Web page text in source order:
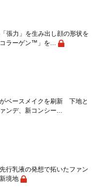
張力」を生み出し顔の形状を
ラーゲン™」を...
がベースメイクを刷新 下地と
ンデ、新コンシー...
行乳液の発想で拓いたファン
境地